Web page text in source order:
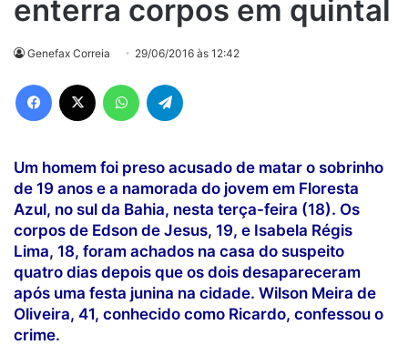
enterra corpos em quintal
Genefax Correia 29/06/2016 às 12:42
Facebook WhatsApp
Um homem foi preso acusado de matar o sobrinho
de 19 anos e a namorada do jovem em Floresta
Azul, no sul da Bahia, nesta terça-feira (18). Os
corpos de Edson de Jesus, 19, e Isabela Régis
Lima, 18, foram achados na casa do suspeito
quatro dias depois que os dois desapareceram
após uma festa junina na cidade. Wilson Meira de
Oliveira, 41, conhecido como Ricardo, confessou o
crime.